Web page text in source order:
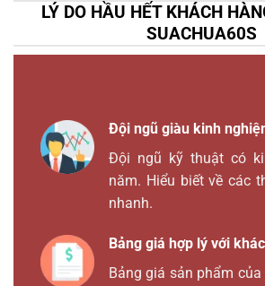
LÝ DO HẦU HẾT KHÁCH
SUACHUA60S
Đội ngũ giàu kinh
Đội ngũ kỹ thuật có
năm. Hiểu biết về các
nhanh.
Bảng giá hợp lý với
Bảng giá sản phẩm